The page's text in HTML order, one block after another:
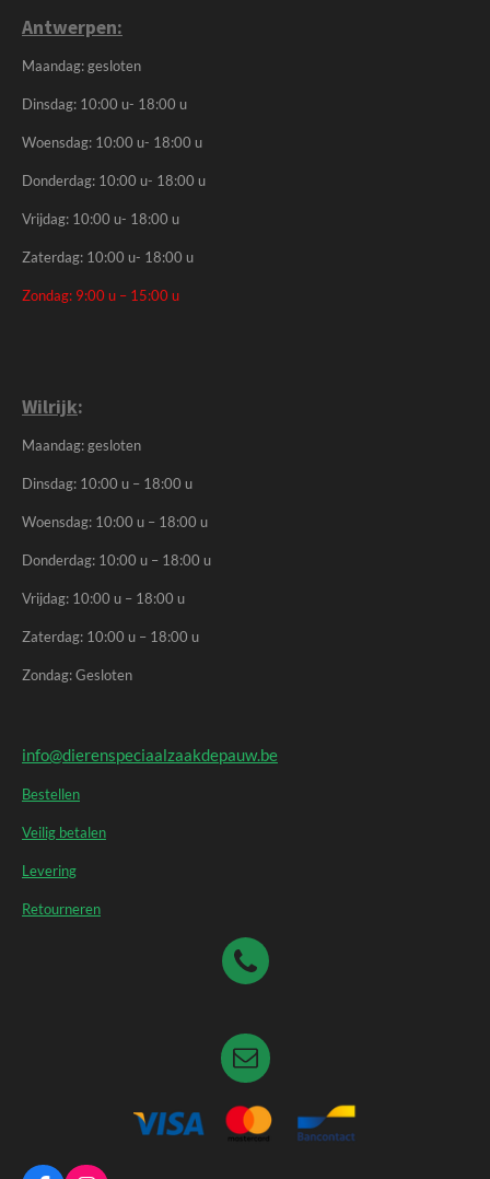
Antwerpen:
Maandag: gesloten
Dinsdag: 10:00 u- 18:00 u
Woensdag: 10:00 u- 18:00 u
Donderdag: 10:00 u- 18:00 u
Vrijdag: 10:00 u- 18:00 u
Zaterdag: 10:00 u- 18:00 u
Zondag: 9:00 u – 15:00 u
Wilrijk:
Maandag: gesloten
Dinsdag: 10:00 u – 18:00 u
Woensdag: 10:00 u – 18:00 u
Donderdag: 10:00 u – 18:00 u
Vrijdag: 10:00 u – 18:00 u
Zaterdag: 10:00 u – 18:00 u
Zondag: Gesloten
info@dierenspeciaalzaakdepauw.be
Bestellen
Veilig betalen
Levering
Retourneren